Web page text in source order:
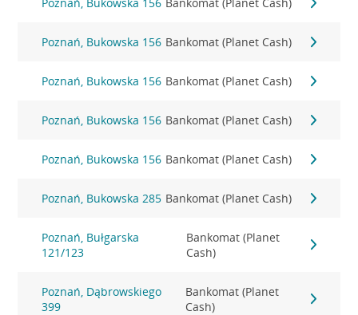
Poznań, Bukowska 156 Bankomat (Planet Cash)
Poznań, Bukowska 156 Bankomat (Planet Cash)
Poznań, Bukowska 156 Bankomat (Planet Cash)
Poznań, Bukowska 156 Bankomat (Planet Cash)
Poznań, Bukowska 285 Bankomat (Planet Cash)
Poznań, Bułgarska
121/123
Bankomat (Planet
Cash)
Poznań, Dąbrowskiego
399
Bankomat (Planet
Cash)